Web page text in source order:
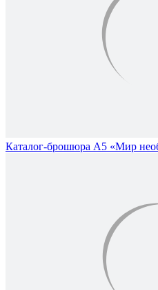
Каталог-брошюра А5 «Мир